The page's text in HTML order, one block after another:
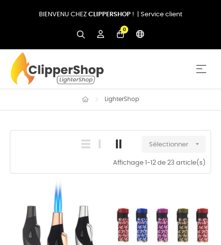
BIENVENU CHEZ CLIPPERSHOP! | Service client
0
☰
LighterShop
Sélectionner 
Affichage 1-12 de 23 article(s)